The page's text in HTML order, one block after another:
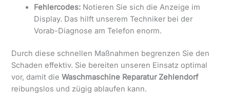
Fehlercodes: Notieren Sie sich die Anzeige im
Display. Das hilft unserem Techniker bei der
Vorab-Diagnose am Telefon enorm.
Durch diese schnellen Maßnahmen begrenzen Sie den
Schaden effektiv. Sie bereiten unseren Einsatz optimal
vor, damit dieWaschmaschine Reparatur Zehlendorf
reibungslos und zügig ablaufen kann.